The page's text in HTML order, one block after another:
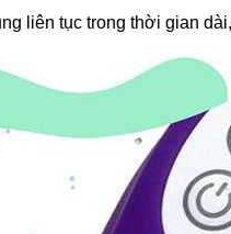
liên tục trong thời gian